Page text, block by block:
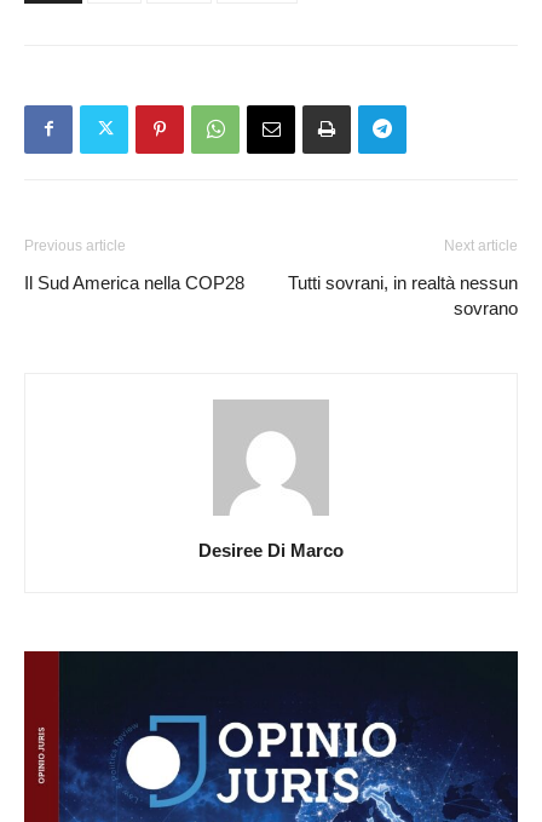
Previous article
Il Sud America nella COP28
Next article
Tutti sovrani, in realtà nessun
sovrano
Desiree Di Marco